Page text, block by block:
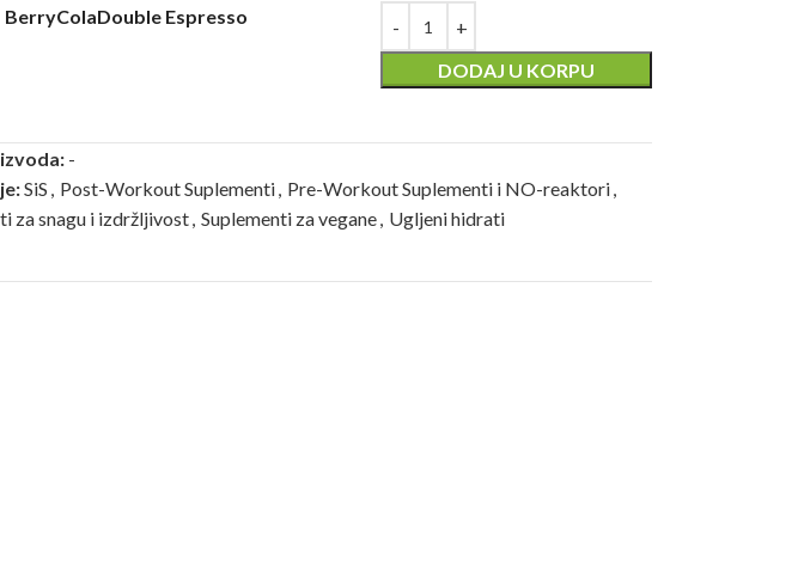
BerryColaDouble Espresso
DODAJ U KORPU
-
SiS , Post-Workout Suplementi, Pre-Workout Suplementi i NO-reaktori,
za snagu i izdržljivost, Suplementi za vegane, Ugljeni hidrati